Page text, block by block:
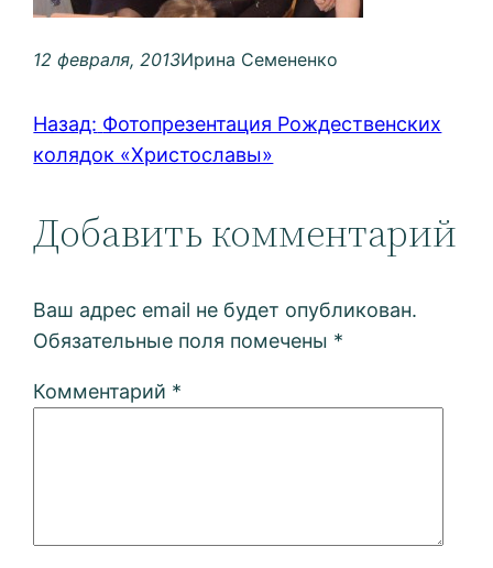
12 февраля, 2013Ирина Семененко
Назад: Фотопрезентация Рождественских
колядок «Христославы»
Добавить комментарий
Ваш адрес email не будет опубликован.
Обязательные поля помечены *
Комментарий *